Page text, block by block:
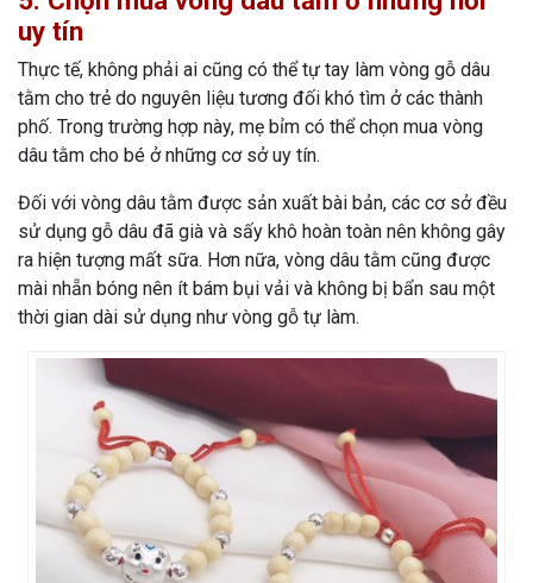
uy tín
Thực tế, không phải ai cũng có thể tự tay làm vòng gỗ dâu
tằm cho trẻ do nguyên liệu tương đối khó tìm ở các thành
phố. Trong trường hợp này, mẹ bỉm có thể chọn mua vòng
dâu tằm cho bé ở những cơ sở uy tín.
Đối với vòng dâu tằm được sản xuất bài bản, các cơ sở đều
sử dụng gỗ dâu đã già và sấy khô hoàn toàn nên không gây
ra hiện tượng mất sữa. Hơn nữa, vòng dâu tằm cũng được
mài nhẵn bóng nên ít bám bụi vải và không bị bẩn sau một
thời gian dài sử dụng như vòng gỗ tự làm.